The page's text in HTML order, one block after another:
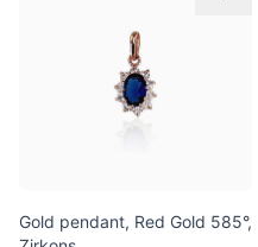
Gold pendant, Red Gold 585°,